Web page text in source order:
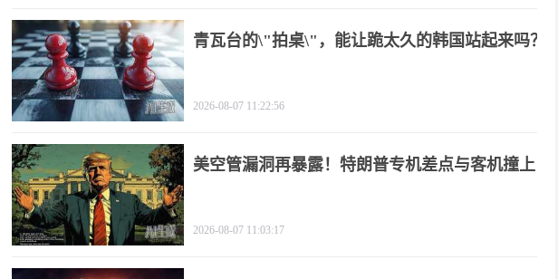
青瓦台的\"拍桌\"，能让跪太久的韩国站起来吗？
2026-08-07 11:22:56
美空管漏洞再暴露！特朗普专机差点与客机撞上
2026-08-07 11:03:17